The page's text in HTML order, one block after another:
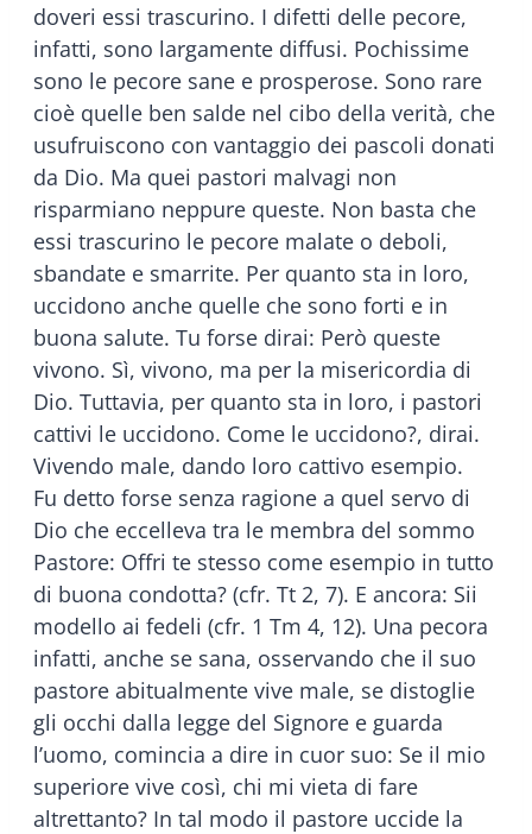
doveri essi trascurino. I difetti delle pecore,
infatti, sono largamente diffusi. Pochissime
sono le pecore sane e prosperose. Sono rare
cioè quelle ben salde nel cibo della verità, che
usufruiscono con vantaggio dei pascoli donati
da Dio. Ma quei pastori malvagi non
risparmiano neppure queste. Non basta che
essi trascurino le pecore malate o deboli,
sbandate e smarrite. Per quanto sta in loro,
uccidono anche quelle che sono forti e in
buona salute. Tu forse dirai: Però queste
vivono. Sì, vivono, ma per la misericordia di
Dio. Tuttavia, per quanto sta in loro, i pastori
cattivi le uccidono. Come le uccidono?, dirai.
Vivendo male, dando loro cattivo esempio.
Fu detto forse senza ragione a quel servo di
Dio che eccelleva tra le membra del sommo
Pastore: Offri te stesso come esempio in tutto
di buona condotta? (cfr. Tt 2, 7). E ancora: Sii
modello ai fedeli (cfr. 1 Tm 4, 12). Una pecora
infatti, anche se sana, osservando che il suo
pastore abitualmente vive male, se distoglie
gli occhi dalla legge del Signore e guarda
l’uomo, comincia a dire in cuor suo: Se il mio
superiore vive così, chi mi vieta di fare
altrettanto? In tal modo il pastore uccide la